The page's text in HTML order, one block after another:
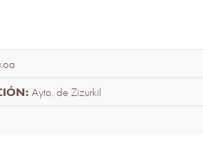
Ayto. de Zizurkil